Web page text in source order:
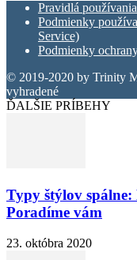
Pravidlá
Podmienky
Service)
Podmienky
© 2019-2020 by Trinity
vyhradené
ĎALŠIE PRÍBEHY
Typy štýlov
Poradíme vám
23. októbra 2020